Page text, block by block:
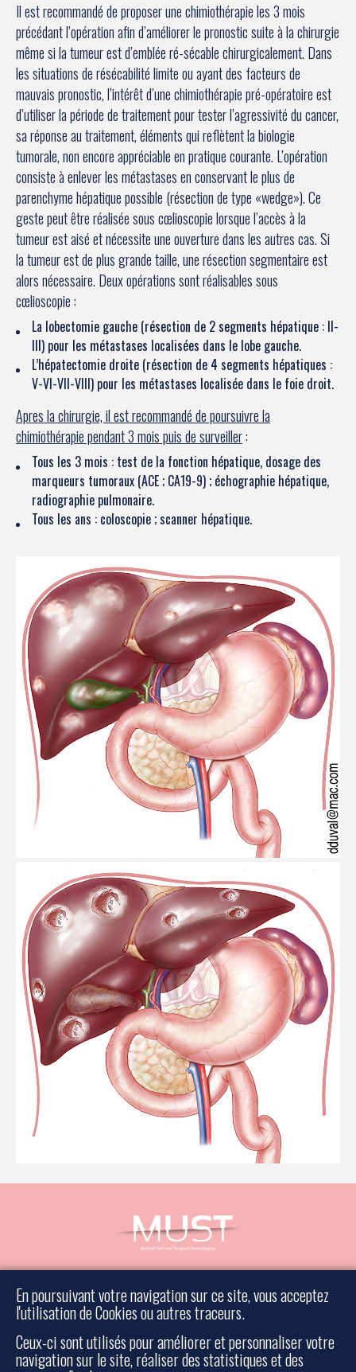
En poursuivant votre navigation sur ce site, vous acceptez
l'utilisation de Cookies ou autres traceurs.
Ceux-ci sont utilisés pour améliorer et personnaliser votre
navigation sur le site, réaliser des statistiques et des
Il est recommandé de proposer une chimiothérapie les 3 mois
précédant l’opération afin d’améliorer le pronostic suite à la chirurgie
même si la tumeur est d’emblée ré-sécable chirurgicalement. Dans
les situations de résécabilité limite ou ayant des facteurs de
mauvais pronostic, l’intérêt d’une chimiothérapie pré-opératoire est
d’utiliser la période de traitement pour tester l’agressivité du cancer,
sa réponse au traitement, éléments qui reflètent la biologie
tumorale, non encore appréciable en pratique courante. L’opération
consiste à enlever les métastases en conservant le plus de
parenchyme hépatique possible (résection de type «wedge»). Ce
geste peut être réalisée sous cœlioscopie lorsque l’accès à la
tumeur est aisé et nécessite une ouverture dans les autres cas. Si
la tumeur est de plus grande taille, une résection segmentaire est
alors nécessaire. Deux opérations sont réalisables sous
cœlioscopie :
La lobectomie gauche (résection de 2 segments hépatique : II-
III) pour les métastases localisées dans le lobe gauche.
L’hépatectomie droite (résection de 4 segments hépatiques :
V-VI-VII-VIII) pour les métastases localisée dans le foie droit.
Apres la chirurgie, il est recommandé de poursuivre la
chimiothérapie pendant 3 mois puis de surveiller:
Tous les 3 mois : test de la fonction hépatique, dosage des
marqueurs tumoraux (ACE ; CA19-9) ; échographie hépatique,
radiographie pulmonaire.
Tous les ans : coloscopie ; scanner hépatique.
Prendre contact
Mentions légales
Plan du site